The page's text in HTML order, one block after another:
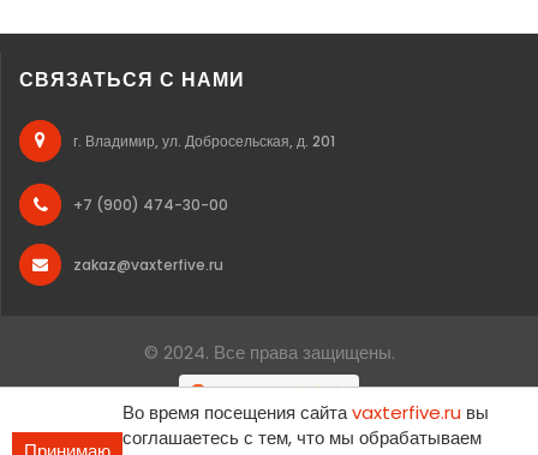
СВЯЗАТЬСЯ С НАМИ
г. Владимир, ул. Добросельская, д. 201
+7 (900) 474-30-00
zakaz@vaxterfive.ru
© 2024. Все права защищены.
Во время посещения сайтаvaxterfive.ru вы
соглашаетесь с тем, что мы обрабатываем